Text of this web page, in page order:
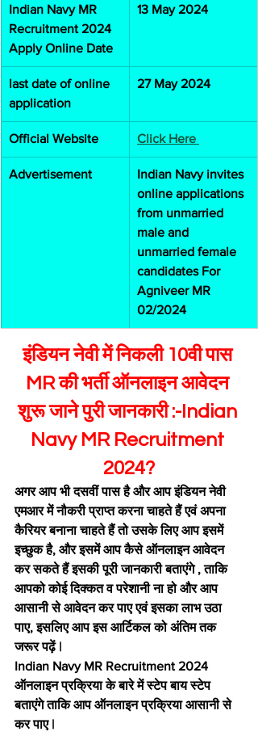
Indian Navy MR
Recruitment 2024
Apply Online Date
13 May 2024
last date of online
application
27 May 2024
Official Website Click Here
Advertisement
Indian Navy invites
online applications
from unmarried
male and
unmarried female
candidates For
Agniveer MR
02/2024
इंडियन नेवी में निकली 10वी पास
MR की भर्ती ऑनलाइन आवेदन
शुरू जाने पुरी जानकारी :-Indian
Navy MR Recruitment
2024?
अगर आप भी दसवीं पास है और आप इंडियन नेवी
एमआर में नौकरी प्राप्त करना चाहते हैं एवं अपना
कैरियर बनाना चाहते हैं तो उसके लिए आप इसमें
इच्छुक है, और इसमें आप कैसे ऑनलाइन आवेदन
कर सकते हैं इसकी पूरी जानकारी बताएंगे , ताकि
आपको कोई दिक्कत व परेशानी ना हो और आप
आसानी से आवेदन कर पाए एवं इसका लाभ उठा
पाए, इसलिए आप इस आर्टिकल को अंतिम तक
जरूर पढ़ें |
Indian Navy MR Recruitment 2024
ऑनलाइन प्रक्रिया के बारे में स्टेप बाय स्टेप
बताएंगे ताकि आप ऑनलाइन प्रक्रिया आसानी से
कर पाए |